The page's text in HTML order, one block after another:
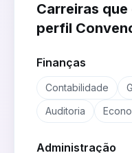
Carreiras
perfil
Finanças
Contabilidade
Auditoria
Administração